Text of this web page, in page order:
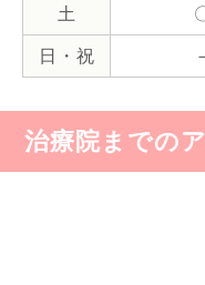
土
日・祝
治療院までの